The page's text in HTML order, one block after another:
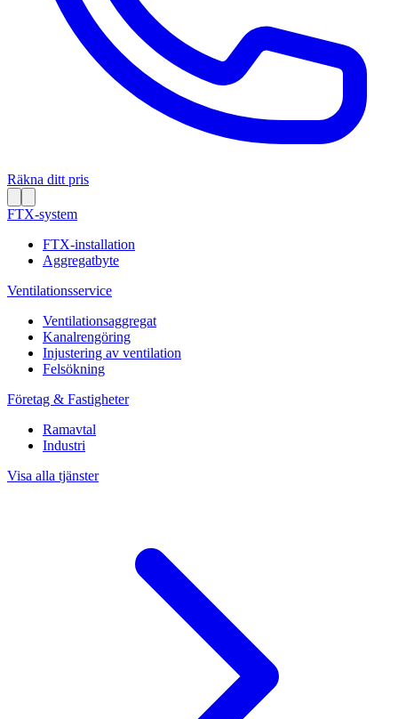
Räkna ditt pris
FTX-system
FTX-installation
Aggregatbyte
Ventilationsservice
Ventilationsaggregat
Kanalrengöring
Injustering av ventilation
Felsökning
Företag & Fastigheter
Ramavtal
Industri
Visa alla tjänster